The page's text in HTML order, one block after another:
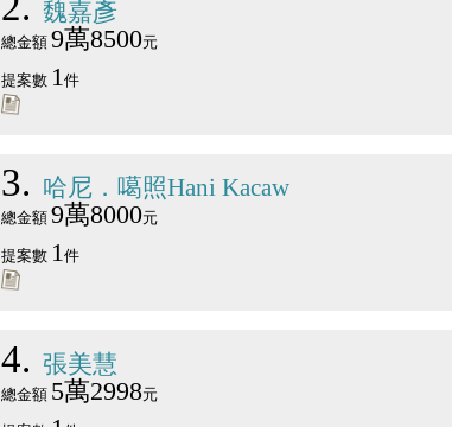
魏嘉彥
總金額9萬8500元
提案數 1件
3 哈尼．噶照Hani Kacaw
總金額9萬8000元
提案數 1件
4 張美慧
總金額 5萬2998元